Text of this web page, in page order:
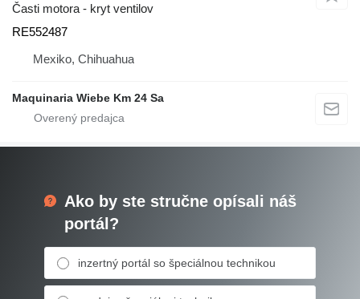
Časti motora - kryt ventilov
RE552487
Mexiko, Chihuahua
Maquinaria Wiebe Km 24 Sa
Ako by ste stručne opísali náš
portál?
inzertný portál so špeciálnou technikou